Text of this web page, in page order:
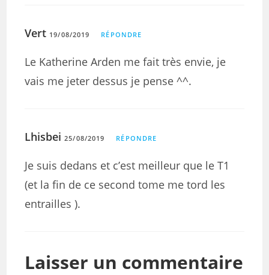
Vert 19/08/2019 RÉPONDRE
Le Katherine Arden me fait très envie, je
vais me jeter dessus je pense ^^.
Lhisbei 25/08/2019 RÉPONDRE
Je suis dedans et c’est meilleur que le T1
(et la fin de ce second tome me tord les
entrailles ).
Laisser un commentaire